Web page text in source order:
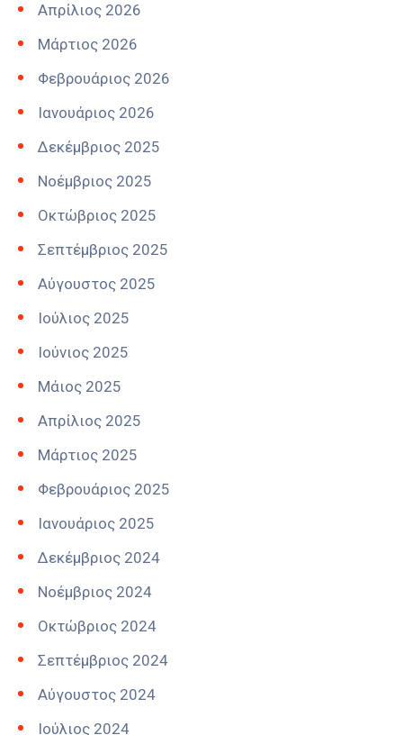
Απρίλιος 2026
Μάρτιος 2026
Φεβρουάριος 2026
Ιανουάριος 2026
Δεκέμβριος 2025
Νοέμβριος 2025
Οκτώβριος 2025
Σεπτέμβριος 2025
Αύγουστος 2025
Ιούλιος 2025
Ιούνιος 2025
Μάιος 2025
Απρίλιος 2025
Μάρτιος 2025
Φεβρουάριος 2025
Ιανουάριος 2025
Δεκέμβριος 2024
Νοέμβριος 2024
Οκτώβριος 2024
Σεπτέμβριος 2024
Αύγουστος 2024
Ιούλιος 2024